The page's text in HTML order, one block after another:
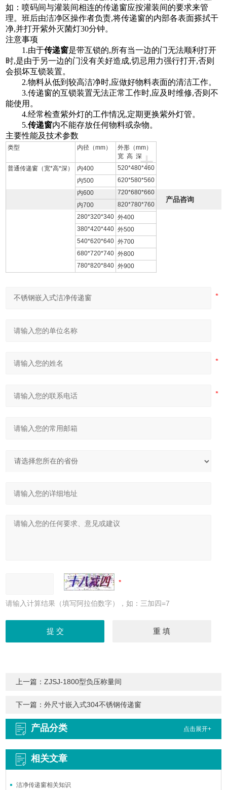
如：喷码间与灌装间相连的传递窗应按灌装间的要求来管
理。班后由洁净区操作者负责,将传递窗的内部各表面搽拭干
净,并打开紫外灭菌灯30分钟。
注意事项
1.由于传递窗是带互锁的,所有当一边的门无法顺利打开
时,是由于另一边的门没有关好造成,切忌用力强行打开,否则
会损坏互锁装置。
2.物料从低到较高洁净时,应做好物料表面的清洁工作。
3.传递窗的互锁装置无法正常工作时,应及时维修,否则不
能使用。
4.经常检查紫外灯的工作情况,定期更换紫外灯管。
5.传递窗内不能存放任何物料或杂物。
主要性能及技术参数
+
类型 内径（mm）
外形（mm）
宽 高 深
普通传递窗（宽*高*深）
内400
520*480*460
内500
620*580*560
内600
720*680*660
内700
820*780*760
280*320*340 外400
380*420*440 外500
540*620*640 外700
680*720*740 外800
780*820*840 外900
产品咨询
请输入计算结果（填写阿拉伯数字），如：三加四=7
上一篇：ZJSJ-1800型负压称量间
下一篇：外尺寸嵌入式304不锈钢传递窗
产品分类 点击展开+
相关文章
洁净传递窗相关知识